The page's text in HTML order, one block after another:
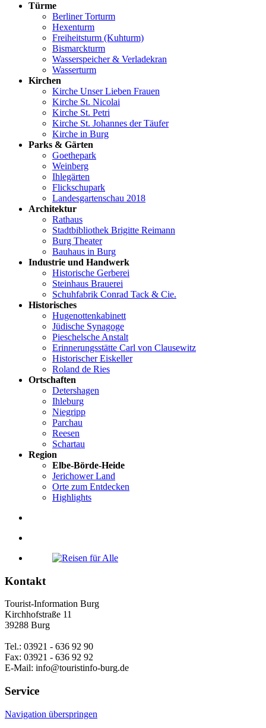
Türme
Berliner Torturm
Hexenturm
Freiheitsturm (Kuhturm)
Bismarckturm
Wasserspeicher & Verladekran
Wasserturm
Kirchen
Kirche Unser Lieben Frauen
Kirche St. Nicolai
Kirche St. Petri
Kirche St. Johannes der Täufer
Kirche in Burg
Parks & Gärten
Goethepark
Weinberg
Ihlegärten
Flickschupark
Landesgartenschau 2018
Architektur
Rathaus
Stadtbibliothek Brigitte Reimann
Burg Theater
Bauhaus in Burg
Industrie und Handwerk
Historische Gerberei
Steinhaus Brauerei
Schuhfabrik Conrad Tack & Cie.
Historisches
Hugenottenkabinett
Jüdische Synagoge
Pieschelsche Anstalt
Erinnerungsstätte Carl von Clausewitz
Historischer Eiskeller
Roland de Ries
Ortschaften
Detershagen
Ihleburg
Niegripp
Parchau
Reesen
Schartau
Region
Elbe-Börde-Heide
Jerichower Land
Orte zum Entdecken
Highlights
Kontakt
Tourist-Information Burg
Kirchhofstraße 11
39288 Burg
Tel.: 03921 - 636 92 90
Fax: 03921 - 636 92 92
E-Mail: info@touristinfo-burg.de
Service
Navigation überspringen